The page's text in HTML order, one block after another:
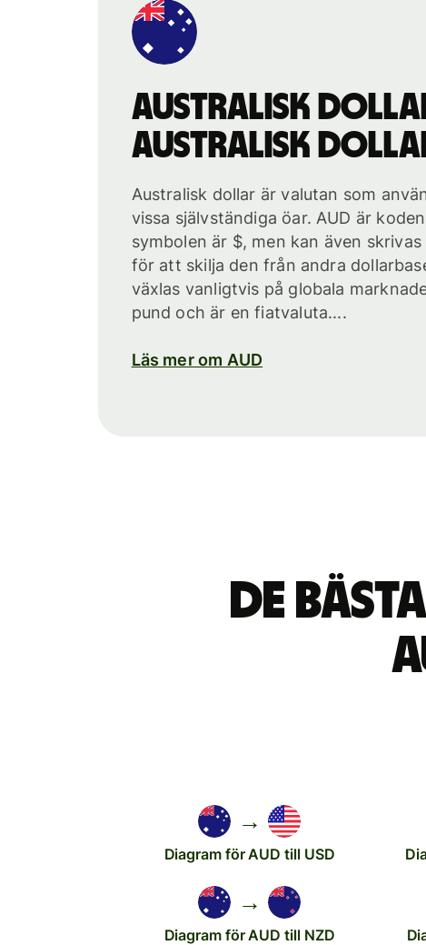
australisk
australisk
Australisk dollar är valutan som
vissa självständiga öar. AUD är
symbolen är $, men kan även
för att skilja den från andra
växlas vanligtvis på globala
pund och är en fiatvaluta....
Läs mer om AUD
De
→
Diagram för AUD till USD
→
Diagram för AUD till NZD